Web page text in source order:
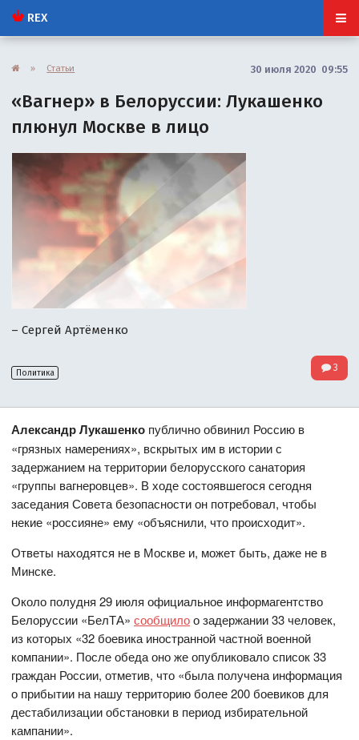
REX
» Статьи 30 июля 2020 09:55
«Вагнер» в Белоруссии: Лукашенко
плюнул Москве в лицо
– Сергей Артёменко
Политика 3
Александр Лукашенко публично обвинил Россию в
«грязных намерениях», вскрытых им в истории с
задержанием на территории белорусского санатория
«группы вагнеровцев». В ходе состоявшегося сегодня
заседания Совета безопасности он потребовал, чтобы
некие «россияне» ему «объяснили, что происходит».
Ответы находятся не в Москве и, может быть, даже не в
Минске.
Около полудня 29 июля официальное информагентство
Белоруссии «БелТА»сообщилоо задержании 33 человек,
из которых «32 боевика иностранной частной военной
компании». После обеда оно же опубликовало список 33
граждан России, отметив, что «была получена информация
о прибытии на нашу территорию более 200 боевиков для
дестабилизации обстановки в период избирательной
кампании».